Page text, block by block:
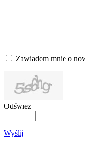
Zawiadom mnie o
Odśwież
Wyślij